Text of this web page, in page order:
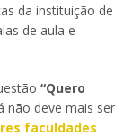
da instituição de
de aula e
“Quero
não deve mais ser
faculdades